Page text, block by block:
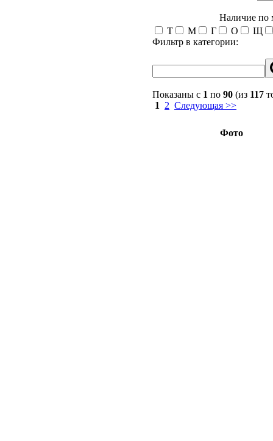
Наличие по
Т
М Г О
Щ
Фильтр в категории:
Показаны с 1 по 90 (из 117
1
2 Следующая >>
Фото